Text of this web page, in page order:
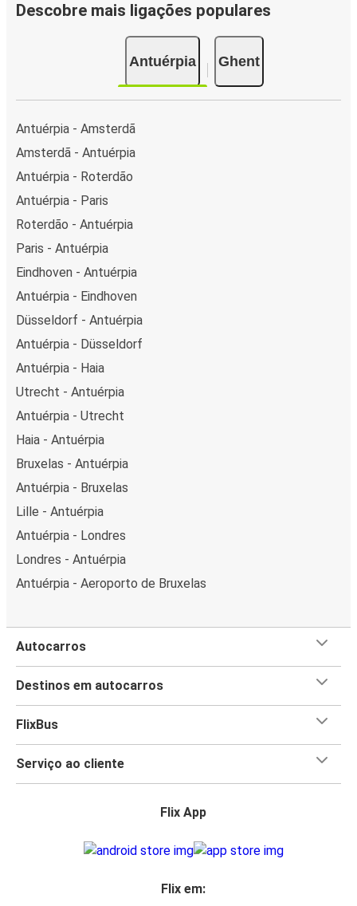
Descobre mais ligações populares
Antuérpia Ghent
Antuérpia - Amsterdã
Amsterdã - Antuérpia
Antuérpia - Roterdão
Antuérpia - Paris
Roterdão - Antuérpia
Paris - Antuérpia
Eindhoven - Antuérpia
Antuérpia - Eindhoven
Düsseldorf - Antuérpia
Antuérpia - Düsseldorf
Antuérpia - Haia
Utrecht - Antuérpia
Antuérpia - Utrecht
Haia - Antuérpia
Bruxelas - Antuérpia
Antuérpia - Bruxelas
Lille - Antuérpia
Antuérpia - Londres
Londres - Antuérpia
Antuérpia - Aeroporto de Bruxelas
Autocarros
Destinos em autocarros
FlixBus
Serviço ao cliente
Flix App
Flix em: